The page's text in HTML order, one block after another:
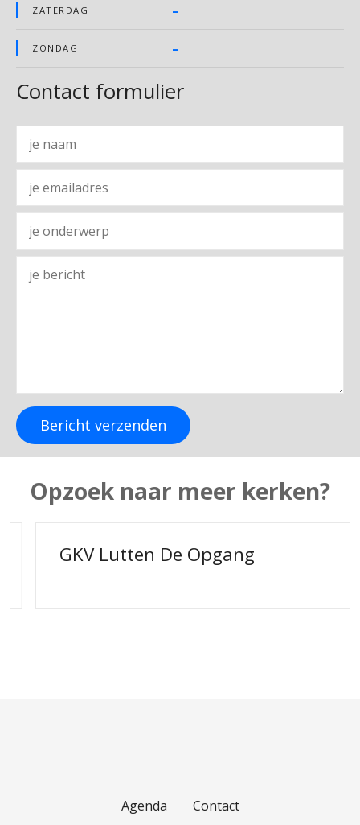
ZATERDAG –
ZONDAG –
Contact formulier
Bericht verzenden
Opzoek naar meer kerken?
GKV Lutten De Opgang
Agenda Contact